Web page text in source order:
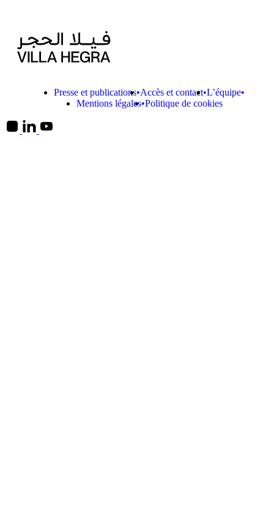
Presse et publications Accès et contact L’équipe
Mentions légales Politique de cookies